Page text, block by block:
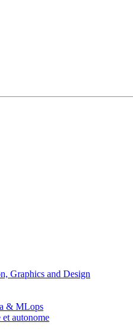
Graphics and Design
& MLops
autonome